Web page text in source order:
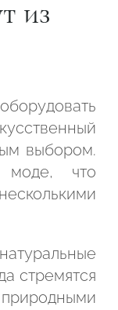
из
выбором.
что
стремятся